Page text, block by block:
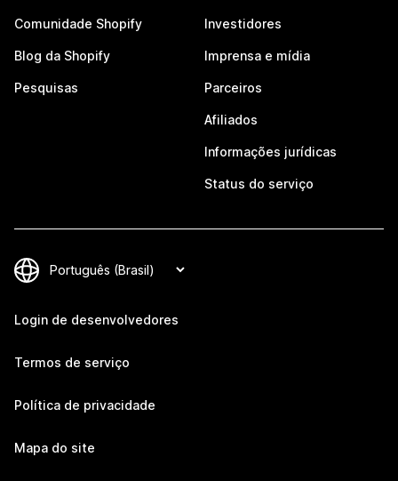
Comunidade Shopify
Blog da Shopify
Pesquisas
Investidores
Imprensa e mídia
Parceiros
Afiliados
Informações jurídicas
Status do serviço
Login de desenvolvedores
Termos de serviço
Política de privacidade
Mapa do site